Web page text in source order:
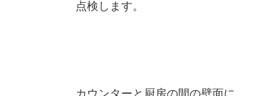
点検します。
カウンターと厨房の間の壁面に